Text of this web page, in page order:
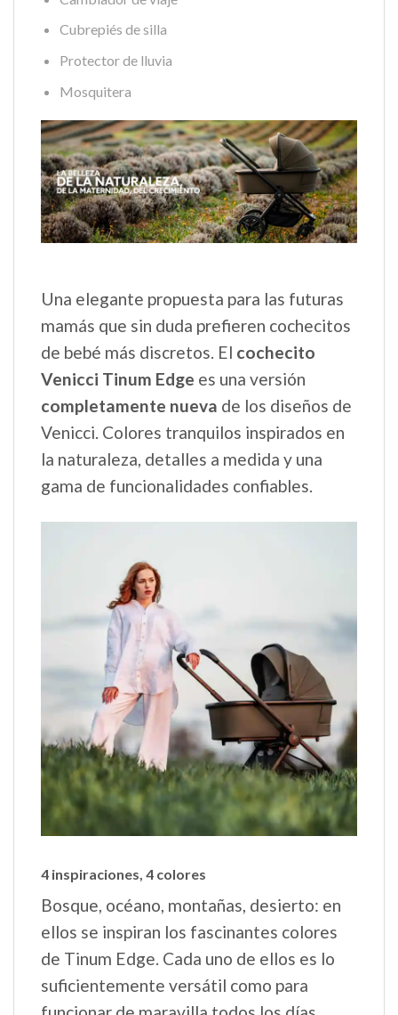
Cubrepiés de silla
Protector de lluvia
Mosquitera
Una elegante propuesta para las futuras
mamás que sin duda prefieren cochecitos
de bebé más discretos. El cochecito
Venicci Tinum Edge es una versión
completamente nueva de los diseños de
Venicci. Colores tranquilos inspirados en
la naturaleza, detalles a medida y una
gama de funcionalidades confiables.
4 inspiraciones, 4 colores
Bosque, océano, montañas, desierto: en
ellos se inspiran los fascinantes colores
de Tinum Edge. Cada uno de ellos es lo
suficientemente versátil como para